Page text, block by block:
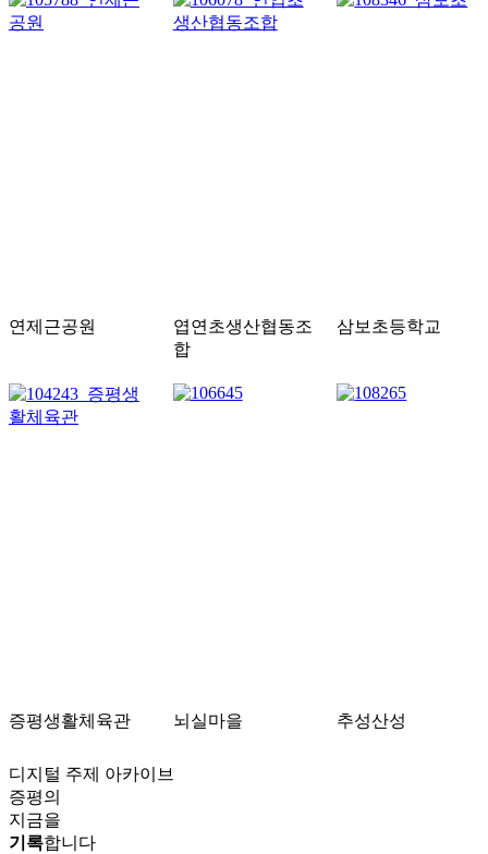
연제근공원
엽연초생산협동조
합
삼보초등학교
증평생활체육관 뇌실마을 추성산성
디지털 주제 아카이브
증평의
지금을
기록합니다